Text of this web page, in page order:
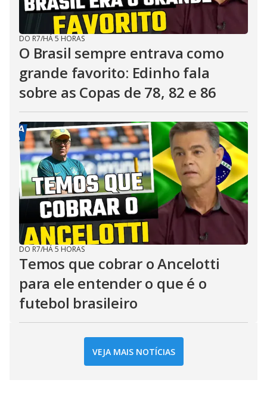
DO R7/HÁ 5 HORAS
O Brasil sempre entrava como
grande favorito: Edinho fala
sobre as Copas de 78, 82 e 86
DO R7/HÁ 5 HORAS
Temos que cobrar o Ancelotti
para ele entender o que é o
futebol brasileiro
VEJA MAIS NOTÍCIAS